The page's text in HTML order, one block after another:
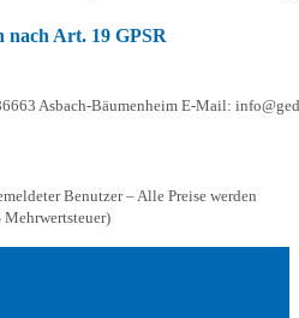
nach Art. 19 GPSR
Asbach-Bäumenheim E-Mail:
Benutzer – Alle Preise werden